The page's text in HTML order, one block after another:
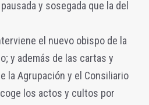
y sosegada que la del
el nuevo obispo de la
y además de las cartas y
la Agrupación y el Consiliario
los actos y cultos por